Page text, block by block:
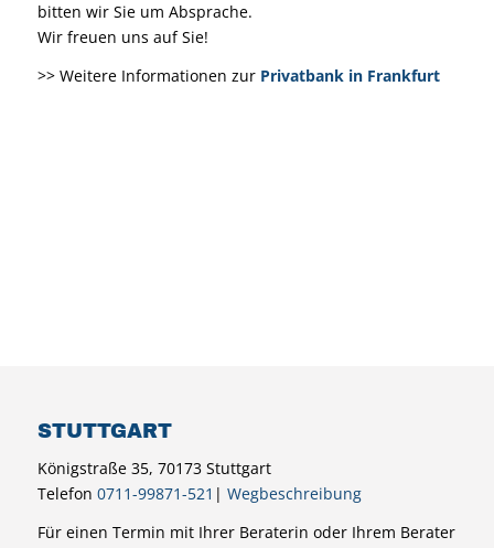
bitten wir Sie um Absprache.
Wir freuen uns auf Sie!
>> Weitere Informationen zur Privatbank in Frankfurt
STUTTGART
Königstraße 35, 70173 Stuttgart
Telefon 0711-99871-521 | Wegbeschreibung
Für einen Termin mit Ihrer Beraterin oder Ihrem Berater